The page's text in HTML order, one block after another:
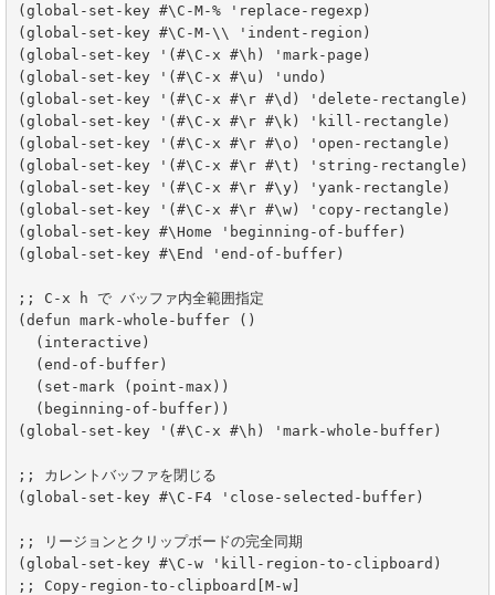
(global-set-key #\C-M-% 'replace-regexp)
(global-set-key #\C-M-\\ 'indent-region)
(global-set-key '(#\C-x #\h) 'mark-page)
(global-set-key '(#\C-x #\u) 'undo)
(global-set-key '(#\C-x #\r #\d) 'delete-rectangle)
(global-set-key '(#\C-x #\r #\k) 'kill-rectangle)
(global-set-key '(#\C-x #\r #\o) 'open-rectangle)
(global-set-key '(#\C-x #\r #\t) 'string-rectangle)
(global-set-key '(#\C-x #\r #\y) 'yank-rectangle)
(global-set-key '(#\C-x #\r #\w) 'copy-rectangle)
(global-set-key #\Home 'beginning-of-buffer)
(global-set-key #\End 'end-of-buffer)
;; C-x h で バッファ内全範囲指定
(defun mark-whole-buffer ()
(global-set-key '(#\C-x #\h) 'mark-whole-buffer)
;; カレントバッファを閉じる
(global-set-key #\C-F4 'close-selected-buffer)
;; リージョンとクリップボードの完全同期
(global-set-key #\C-w 'kill-region-to-clipboard)
;; Copy-region-to-clipboard[M-w]